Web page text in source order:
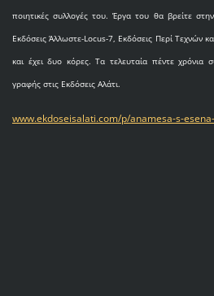
ποιητικές συλλογές του. Έργα του θα βρείτε
Εκδόσεις Άλλωστε-Locus-7, Εκδόσεις Περί Τεχνών
και έχει δυο κόρες. Τα τελευταία πέντε χρόνια
γραφής στις Εκδόσεις Αλάτι.
www.ekdoseisalati.com/p/anamesa-s-